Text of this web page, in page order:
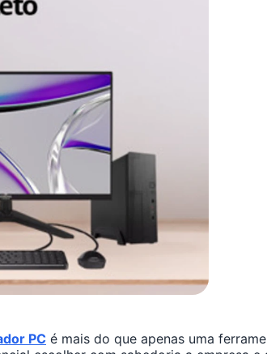
PC é mais do que apenas uma